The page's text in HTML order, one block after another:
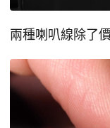
兩種喇叭線除了